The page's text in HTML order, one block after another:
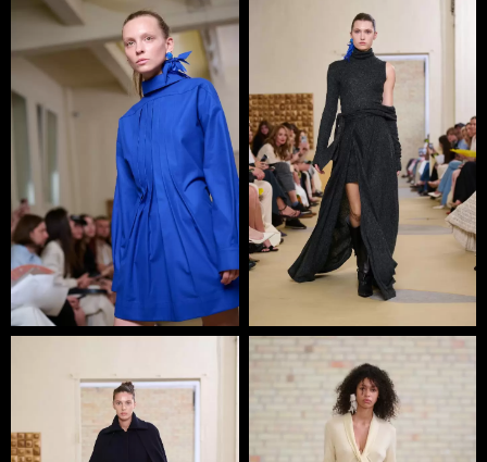
матеріалом залишається трикотаж. Крім того, вона
виходить за межі подіума і відкриває для себе шоу-
бізнес: створює костюми для різних телевізійних
проєктів.
З 1998 року бренд BOBKOVA. – постійний учасник
Ukrainian Fashion Week. Колекція F/W 2010-11 Bobkova
отримала високу оцінку журналу “L’Officiel” і була
нагороджена інститутом Marangoni, де потім Крістіна
пройшла навчання. Бренд BOBKOVA.